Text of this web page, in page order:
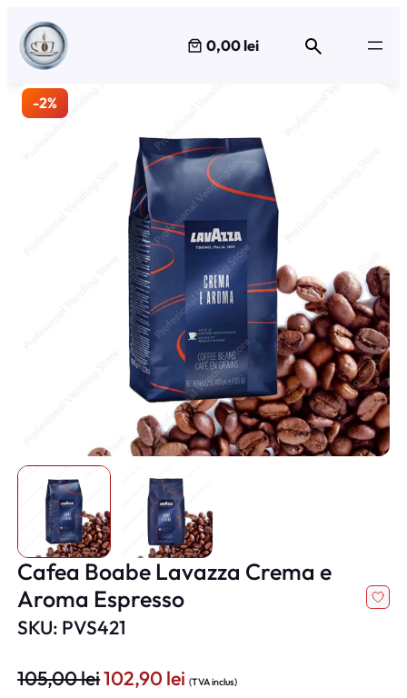
Sari
conținut
0,00 lei
Cafea Boabe Lavazza Crema e
Aroma Espresso
SKU: PVS421
105,00leiP
102,90leiP
(TVA inclus)